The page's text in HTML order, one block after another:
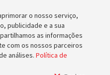
o nosso serviço,
publicidade e a sua
as informações
com os nossos parceiros
análises. Política de